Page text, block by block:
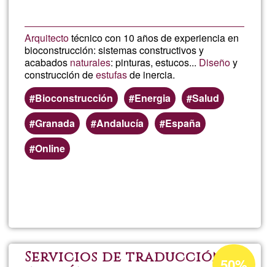
Arquitectotécnico con 10 años de experiencia en
bioconstrucción: sistemas constructivos y
acabados naturales: pinturas, estucos... Diseñoy
construcción deestufasde inercia.
Bioconstrucción
Energia
Salud
Granada
Andalucía
España
Online
Servicios de traducción yAcceptance